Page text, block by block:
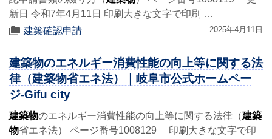
新日 令和7年4月11日 印刷大きな文字で印刷 …
建築確認申請
2025年4月11日
建築物のエネルギー消費性能の向上等に関する法
律（建築物省エネ法）｜岐阜市公式ホームペー
ジ-Gifu city
建築物のエネルギー消費性能の向上等に関する法律（建築
物省エネ法） ページ番号1008129 印刷大きな文字で印